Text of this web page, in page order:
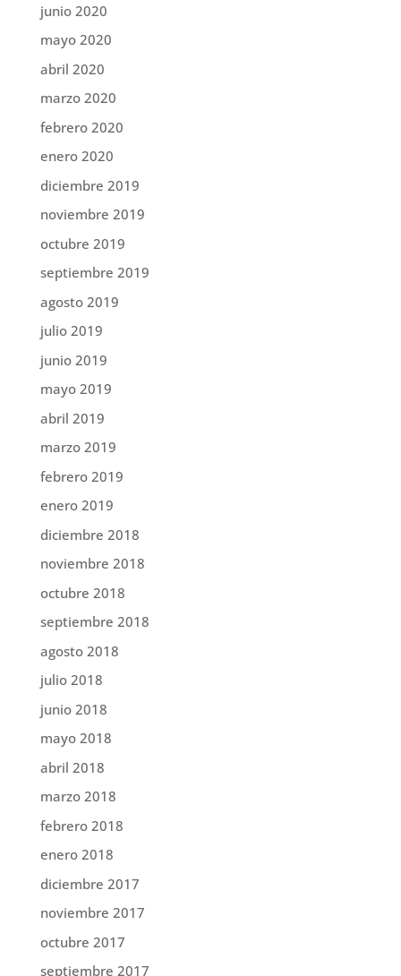
junio 2020
mayo 2020
abril 2020
marzo 2020
febrero 2020
enero 2020
diciembre 2019
noviembre 2019
octubre 2019
septiembre 2019
agosto 2019
julio 2019
junio 2019
mayo 2019
abril 2019
marzo 2019
febrero 2019
enero 2019
diciembre 2018
noviembre 2018
octubre 2018
septiembre 2018
agosto 2018
julio 2018
junio 2018
mayo 2018
abril 2018
marzo 2018
febrero 2018
enero 2018
diciembre 2017
noviembre 2017
octubre 2017
septiembre 2017